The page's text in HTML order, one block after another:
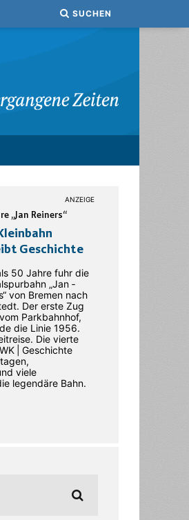
SUCHEN
„Jan Reiners“
Geschichte
50 Jahre fuhr die
„Jan
von Bremen nach
Der erste Zug
Parkbahnhof,
die Linie 1956.
Die vierte
| Geschichte
viele
legendäre Bahn.